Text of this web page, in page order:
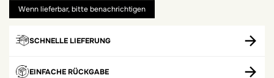
SCHNELLE LIEFERUNG
EINFACHE RÜCKGABE